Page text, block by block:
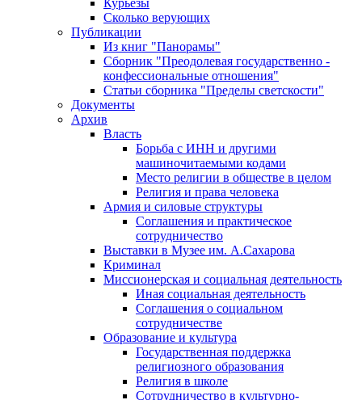
Курьезы
Сколько верующих
Публикации
Из книг "Панорамы"
Сборник "Преодолевая государственно -
конфессиональные отношения"
Статьи сборника "Пределы светскости"
Документы
Архив
Власть
Борьба с ИНН и другими
машиночитаемыми кодами
Место религии в обществе в целом
Религия и права человека
Армия и силовые структуры
Соглашения и практическое
сотрудничество
Выставки в Музее им. А.Сахарова
Криминал
Миссионерская и социальная деятельность
Иная социальная деятельность
Соглашения о социальном
сотрудничестве
Образование и культура
Государственная поддержка
религиозного образования
Религия в школе
Сотрудничество в культурно-